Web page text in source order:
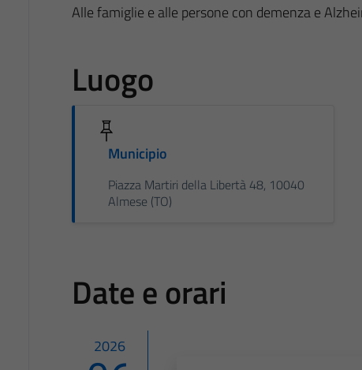
Alle famiglie e alle persone con demenza e
Luogo
Municipio
Piazza Martiri della Libertà 48, 10040
Almese (TO)
Date e orari
2026